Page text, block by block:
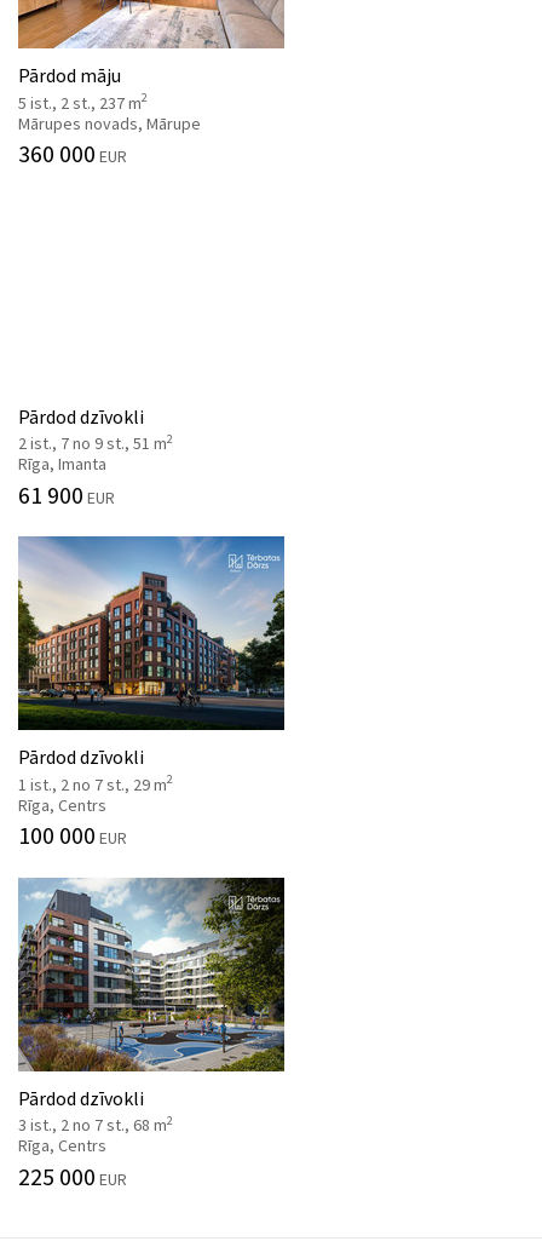
Pārdod māju
5 ist., 2 st., 237 m2
Mārupes novads, Mārupe
360 000 EUR
Pārdod dzīvokli
2 ist., 7 no 9 st., 51 m2
Rīga, Imanta
61 900 EUR
Pārdod dzīvokli
1 ist., 2 no 7 st., 29 m2
Rīga, Centrs
100 000 EUR
Pārdod dzīvokli
3 ist., 2 no 7 st., 68 m2
Rīga, Centrs
225 000 EUR